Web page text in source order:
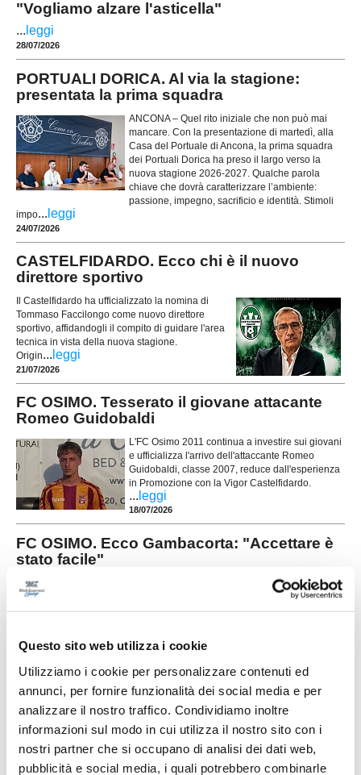
Questo sito web utilizza i cookie
Utilizziamo i cookie per personalizzare contenuti ed
annunci, per fornire funzionalità dei social media e per
analizzare il nostro traffico. Condividiamo inoltre
informazioni sul modo in cui utilizza il nostro sito con i
nostri partner che si occupano di analisi dei dati web,
pubblicità e social media, i quali potrebbero combinarle
"Vogliamo alzare l'asticella"
... leggi
28/07/2026
PORTUALI DORICA. Al via la stagione:
presentata la prima squadra
ANCONA – Quel rito iniziale che non può mai
mancare. Con la presentazione di martedì, alla
Casa del Portuale di Ancona, la prima squadra
dei Portuali Dorica ha preso il largo verso la
nuova stagione 2026-2027. Qualche parola
chiave che dovrà caratterizzare l’ambiente:
passione, impegno, sacrificio e identità. Stimoli
impo... leggi
24/07/2026
CASTELFIDARDO. Ecco chi è il nuovo
direttore sportivo
Il Castelfidardo ha ufficializzato la nomina di
Tommaso Faccilongo come nuovo direttore
sportivo, affidandogli il compito di guidare l'area
tecnica in vista della nuova stagione.
Origin... leggi
21/07/2026
FC OSIMO. Tesserato il giovane attacante
Romeo Guidobaldi
L'FC Osimo 2011 continua a investire sui giovani
e ufficializza l'arrivo dell'attaccante Romeo
Guidobaldi, classe 2007, reduce dall'esperienza
in Promozione con la Vigor Castelfidardo.
... leggi
18/07/2026
FC OSIMO. Ecco Gambacorta: "Accettare è
stato facile"
L'FC Osimo aggiunge esperienza e affidabilità al reparto arretrato con
l'ingaggio di Niccolò Gambacorta, difensore classe 1999 reduce dalla
promozione in Prima Categoria conquistata con il...leggi
VALLE DEL GIANO FABRIANO. Il mister sarà
ancora Massimiliano Nasoni
La Valle del Giano Fabriano riparte da una
certezza: Massimiliano Nasoni (foto) sarà ancora
l'allenatore della prima squadra impegnata nel
campionato di Seconda Categoria Marche. Una
riconferma fortemente voluta dalla società,
arrivata al termine di una stagione intensa e ricca